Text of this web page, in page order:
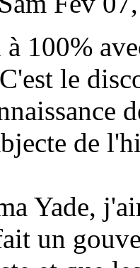
à 100%
le
de
Yade,
un